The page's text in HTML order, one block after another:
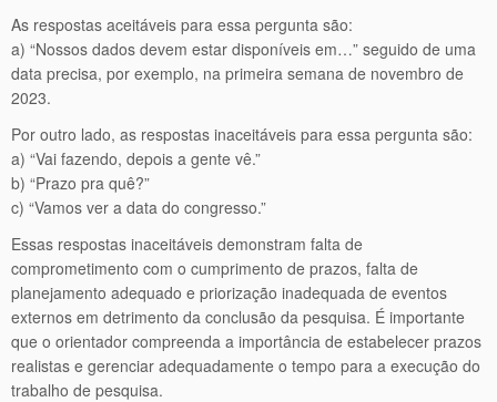
As respostas aceitáveis para essa pergunta são:
a) “Nossos dados devem estar disponíveis em…” seguido de uma
data precisa, por exemplo, na primeira semana de novembro de
2023.
Por outro lado, as respostas inaceitáveis para essa pergunta são:
a) “Vai fazendo, depois a gente vê.”
b) “Prazo pra quê?”
c) “Vamos ver a data do congresso.”
Essas respostas inaceitáveis demonstram falta de
comprometimento com o cumprimento de prazos, falta de
planejamento adequado e priorização inadequada de eventos
externos em detrimento da conclusão da pesquisa. É importante
que o orientador compreenda a importância de estabelecer prazos
realistas e gerenciar adequadamente o tempo para a execução do
trabalho de pesquisa.